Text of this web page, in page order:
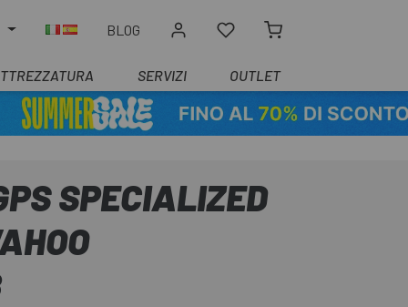
BLOG
SERVIZI OUTLET
SPECIALIZED